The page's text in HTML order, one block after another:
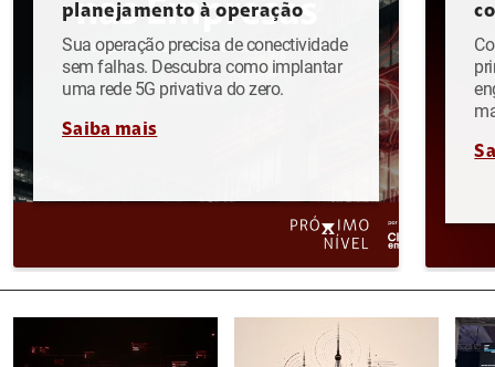
planejamento à operação
Sua operação precisa de conectividade
sem falhas. Descubra como implantar
uma rede 5G privativa do zero.
Saiba mais